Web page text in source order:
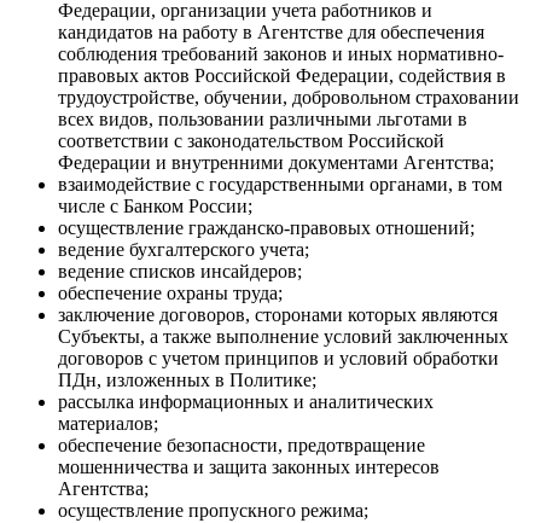
Федерации, организации учета работников и
кандидатов на работу в Агентстве для обеспечения
соблюдения требований законов и иных нормативно-
правовых актов Российской Федерации, содействия в
трудоустройстве, обучении, добровольном страховании
всех видов, пользовании различными льготами в
соответствии с законодательством Российской
Федерации и внутренними документами Агентства;
взаимодействие с государственными органами, в том
числе с Банком России;
осуществление гражданско-правовых отношений;
ведение бухгалтерского учета;
ведение списков инсайдеров;
обеспечение охраны труда;
заключение договоров, сторонами которых являются
Субъекты, а также выполнение условий заключенных
договоров с учетом принципов и условий обработки
ПДн, изложенных в Политике;
рассылка информационных и аналитических
материалов;
обеспечение безопасности, предотвращение
мошенничества и защита законных интересов
Агентства;
осуществление пропускного режима;